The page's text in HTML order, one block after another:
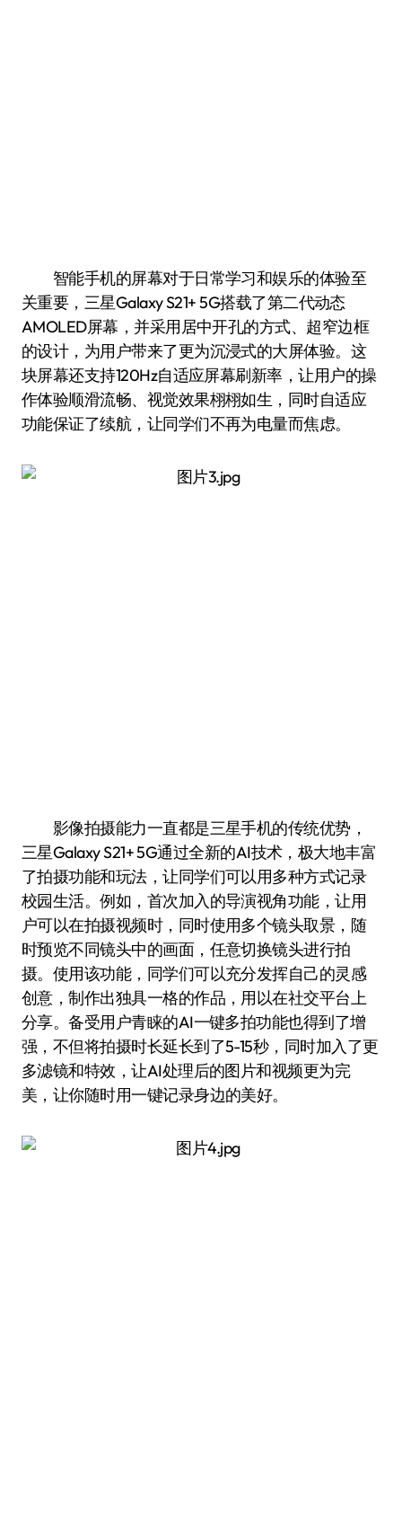
智能手机的屏幕对于日常学习和娱乐的体验至
关重要，三星Galaxy S21+ 5G搭载了第二代动态
AMOLED屏幕，并采用居中开孔的方式、超窄边框
的设计，为用户带来了更为沉浸式的大屏体验。这
块屏幕还支持120Hz自适应屏幕刷新率，让用户的操
作体验顺滑流畅、视觉效果栩栩如生，同时自适应
功能保证了续航，让同学们不再为电量而焦虑。
影像拍摄能力一直都是三星手机的传统优势，
三星Galaxy S21+ 5G通过全新的AI技术，极大地丰富
了拍摄功能和玩法，让同学们可以用多种方式记录
校园生活。例如，首次加入的导演视角功能，让用
户可以在拍摄视频时，同时使用多个镜头取景，随
时预览不同镜头中的画面，任意切换镜头进行拍
摄。使用该功能，同学们可以充分发挥自己的灵感
创意，制作出独具一格的作品，用以在社交平台上
分享。备受用户青睐的AI一键多拍功能也得到了增
强，不但将拍摄时长延长到了5-15秒，同时加入了更
多滤镜和特效，让AI处理后的图片和视频更为完
美，让你随时用一键记录身边的美好。